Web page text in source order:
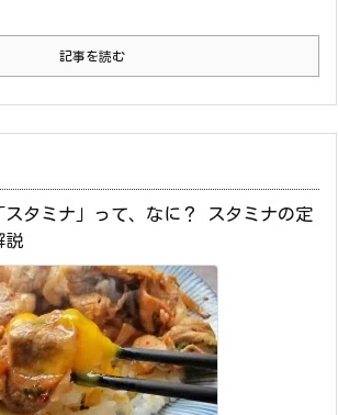
記事を読む
スタミナ」って、なに？ スタミナの定
説